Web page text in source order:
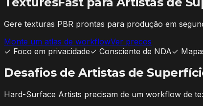
Gere texturas PBR prontas para produção em
Monte um atlas de workflowVer precos
✓ Foco em privacidade✓ Consciente de NDA✓
Desafios de Artistas de
Hard-Surface Artists precisam de um workflow de